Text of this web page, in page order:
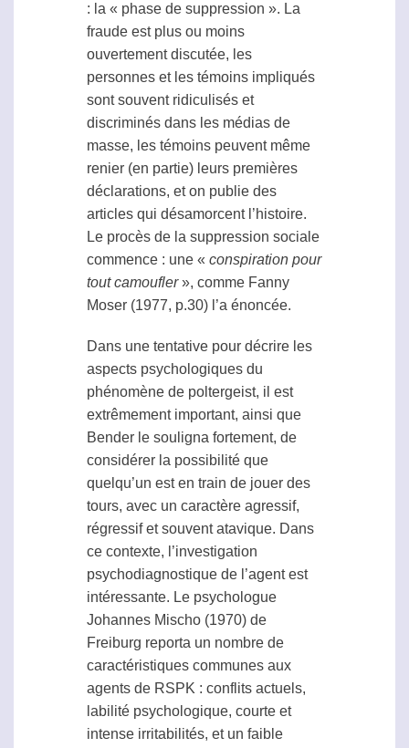
: la « phase de suppression ». La
fraude est plus ou moins
ouvertement discutée, les
personnes et les témoins impliqués
sont souvent ridiculisés et
discriminés dans les médias de
masse, les témoins peuvent même
renier (en partie) leurs premières
déclarations, et on publie des
articles qui désamorcent l’histoire.
Le procès de la suppression sociale
commence : une « conspiration pour
tout camoufler», comme Fanny
Moser (1977, p.30) l’a énoncée.
Dans une tentative pour décrire les
aspects psychologiques du
phénomène de poltergeist, il est
extrêmement important, ainsi que
Bender le souligna fortement, de
considérer la possibilité que
quelqu’un est en train de jouer des
tours, avec un caractère agressif,
régressif et souvent atavique. Dans
ce contexte, l’investigation
psychodiagnostique de l’agentest
intéressante. Le psychologue
Johannes Mischo (1970) de
Freiburg reporta un nombre de
caractéristiques communes aux
agents de RSPK : conflits actuels,
labilité psychologique, courte et
intense irritabilités, et un faible